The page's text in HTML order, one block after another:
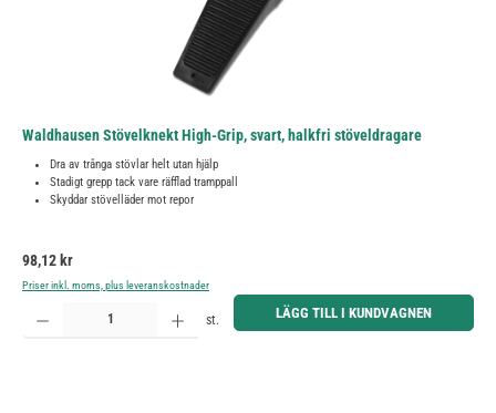
Waldhausen Stövelknekt High-Grip, svart, halkfri stöveldragare
Dra av trånga stövlar helt utan hjälp
Stadigt grepp tack vare räfflad tramppall
Skyddar stövelläder mot repor
Ordinarie pris:
98,12 kr
Priser inkl. moms, plus leveranskostnader
Produktkvantitet: Ange önskat belopp eller använd knapparna för att öka eller minska kvantiteten.
st. LÄGG TILL I KUNDVAGNEN